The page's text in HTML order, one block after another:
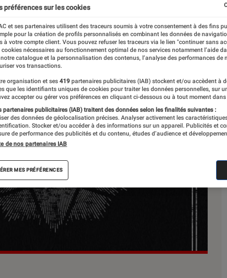
préférences sur les cookies
et ses partenaires utilisent des traceurs soumis à votre consentement à des fins
pour la création de profils personnalisés en combinant les données de
à votre compte client. Vous pouvez refuser les traceurs via le lien "continuer sans
cookies nécessaires au fonctionnement optimal de nos services notamment l’aide
catalogue et la personnalisation des contenus, l’analyse des performances de
vos transactions.
organisation et ses 419 partenaires publicitaires (IAB) stockent et/ou accèdent à
que les identifiants uniques de cookies pour traiter les données personnelles, sur
accepter ou gérer vos préférences en cliquant ci-dessous ou à tout moment dans
partenaires publicitaires (IAB) traitent des données selon les finalités suivantes :
des données de géolocalisation précises. Analyser activement les
Stocker et/ou accéder à des informations sur un appareil. Publicités et
de performance des publicités et du contenu, études d’audience et
de nos partenaires IAB
MES PRÉFÉRENCES